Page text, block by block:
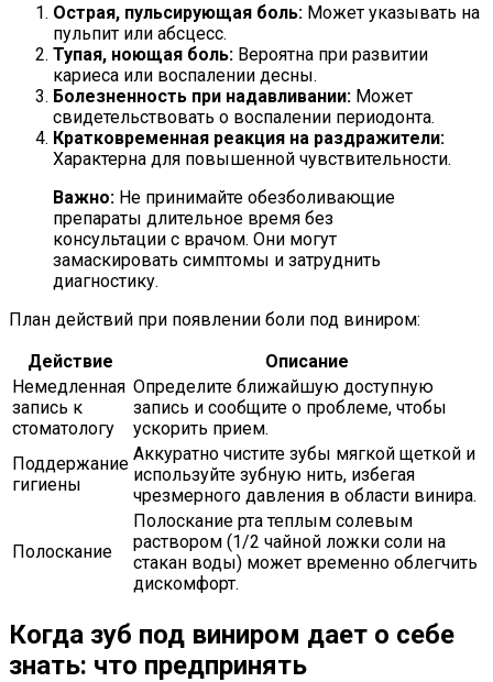
Острая, пульсирующая боль: Может указывать на
пульпит или абсцесс.
Тупая, ноющая боль: Вероятна при развитии
кариеса или воспалении десны.
Болезненность при надавливании: Может
свидетельствовать о воспалении периодонта.
Кратковременная реакция на раздражители:
Характерна для повышенной чувствительности.
Важно: Не принимайте обезболивающие
препараты длительное время без
консультации с врачом. Они могут
замаскировать симптомы и затруднить
диагностику.
План действий при появлении боли под виниром:
Действие
Описание
Немедленная
запись к
стоматологу
Определите ближайшую доступную
запись и сообщите о проблеме, чтобы
ускорить прием.
Поддержание
гигиены
Аккуратно чистите зубы мягкой щеткой и
используйте зубную нить, избегая
чрезмерного давления в области винира.
Полоскание
Полоскание рта теплым солевым
раствором (1/2 чайной ложки соли на
стакан воды) может временно облегчить
дискомфорт.
Когда зуб под виниром дает о себе
знать: что предпринять